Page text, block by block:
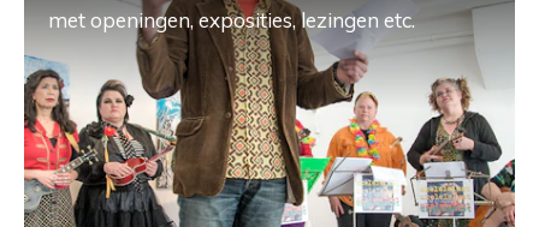
met openingen, exposities, lezingen etc.